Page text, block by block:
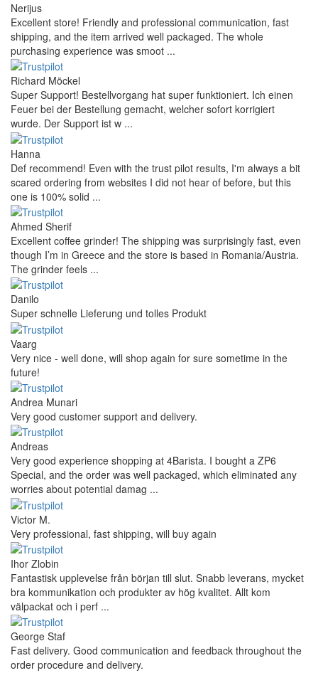
Nerijus
Excellent store! Friendly and professional communication, fast
shipping, and the item arrived well packaged. The whole
purchasing experience was smoot ...
Richard Möckel
Super Support! Bestellvorgang hat super funktioniert. Ich einen
Feuer bei der Bestellung gemacht, welcher sofort korrigiert
wurde. Der Support ist w ...
Hanna
Def recommend! Even with the trust pilot results, I'm always a bit
scared ordering from websites I did not hear of before, but this
one is 100% solid ...
Ahmed Sherif
Excellent coffee grinder! The shipping was surprisingly fast, even
though I’m in Greece and the store is based in Romania/Austria.
The grinder feels ...
Danilo
Super schnelle Lieferung und tolles Produkt
Vaarg
Very nice - well done, will shop again for sure sometime in the
future!
Andrea Munari
Very good customer support and delivery.
Andreas
Very good experience shopping at 4Barista. I bought a ZP6
Special, and the order was well packaged, which eliminated any
worries about potential damag ...
Victor M.
Very professional, fast shipping, will buy again
Ihor Zlobin
Fantastisk upplevelse från början till slut. Snabb leverans, mycket
bra kommunikation och produkter av hög kvalitet. Allt kom
välpackat och i perf ...
George Staf
Fast delivery. Good communication and feedback throughout the
order procedure and delivery.